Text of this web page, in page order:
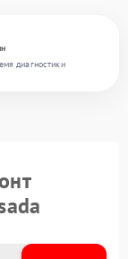
диагностики